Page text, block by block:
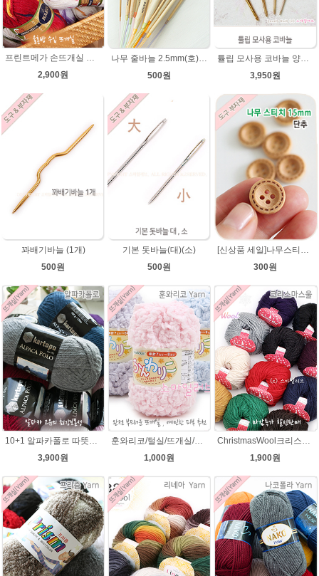
프린트메가 손뜨개실 모자뜨기 뜨개질 목도리털실 뜨개실
2,900원
나무 줄바늘 2.5mm(호)~12mm(호) 대바늘 나무바늘 뜨개용품 뜨개도구
500원
튤립 모사용 코바늘 양코바늘 튤립코바늘
3,950원
꽈배기바늘 (1개)
500원
기본 돗바늘(대)(소)
500원
300원
3,900원
훈와리코/털실/뜨개실/뜨개질실/손뜨개실/목도리털실/뜨게실/뜨게질/손뜨개질실
1,000원
1,900원